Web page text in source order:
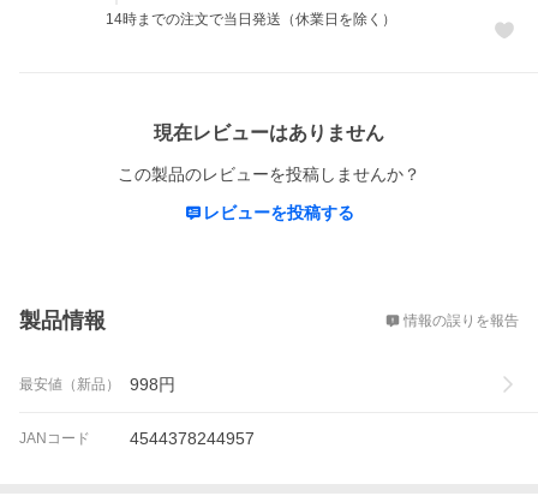
14時までの注文で当日発送（休業日を除く）
現在レビューはありません
この製品のレビューを投稿しませんか？
レビューを投稿する
製品情報 情報の誤りを報告
最安値（新品） 998円
JANコード 4544378244957